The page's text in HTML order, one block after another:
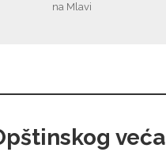
na Mlavi
veća